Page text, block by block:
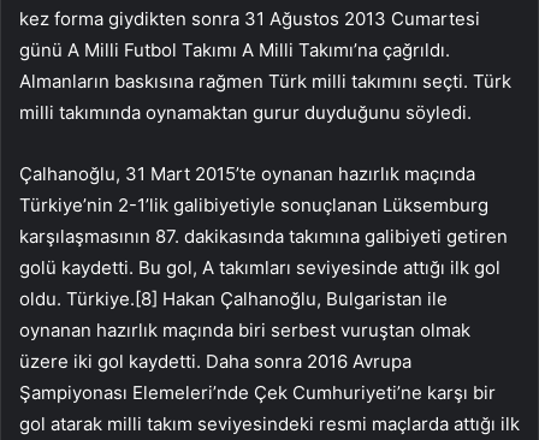
kez forma giydikten sonra 31 Ağustos 2013 Cumartesi
günü A Milli Futbol Takımı A Milli Takımı’na çağrıldı.
Almanların baskısına rağmen Türk milli takımını seçti. Türk
milli takımında oynamaktan gurur duyduğunu söyledi.
Çalhanoğlu, 31 Mart 2015’te oynanan hazırlık maçında
Türkiye’nin 2-1’lik galibiyetiyle sonuçlanan Lüksemburg
karşılaşmasının 87. dakikasında takımına galibiyeti getiren
golü kaydetti. Bu gol, A takımları seviyesinde attığı ilk gol
oldu. Türkiye.[8] Hakan Çalhanoğlu, Bulgaristan ile
oynanan hazırlık maçında biri serbest vuruştan olmak
üzere iki gol kaydetti. Daha sonra 2016 Avrupa
Şampiyonası Elemeleri’nde Çek Cumhuriyeti’ne karşı bir
gol atarak milli takım seviyesindeki resmi maçlarda attığı ilk